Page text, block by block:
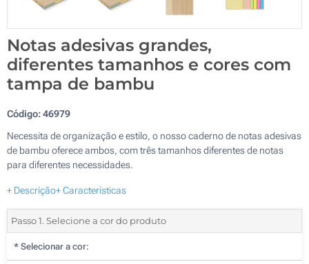
Notas adesivas grandes,
diferentes tamanhos e cores com
tampa de bambu
Código:46979
Necessita de organização e estilo, o nosso caderno de notas adesivas
de bambu oferece ambos, com três tamanhos diferentes de notas
para diferentes necessidades.
+ Descrição+ Características
Passo 1. Selecione a cor do produto
* Selecionar a cor: